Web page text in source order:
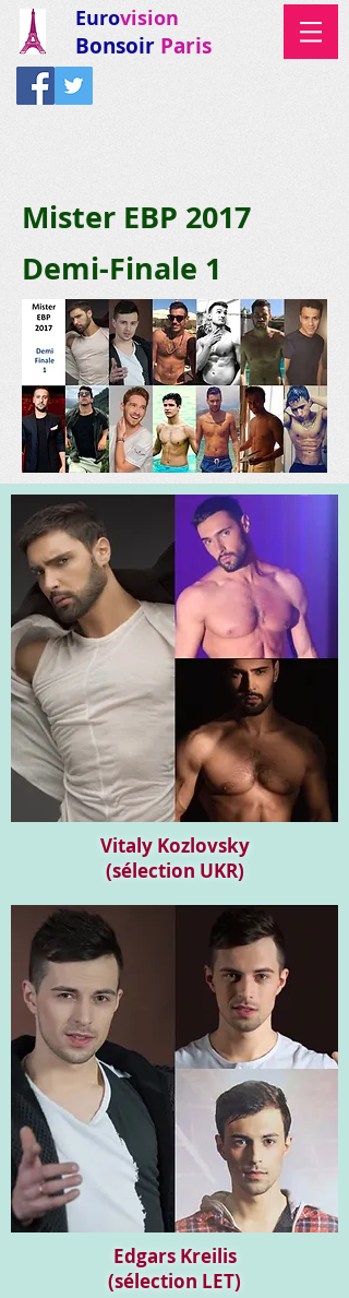
Eurovision
Bonsoir Paris
Mister EBP 2017
Demi-Finale 1
Vitaly Kozlovsky
(sélection UKR)
Edgars Kreilis
(sélection LET)